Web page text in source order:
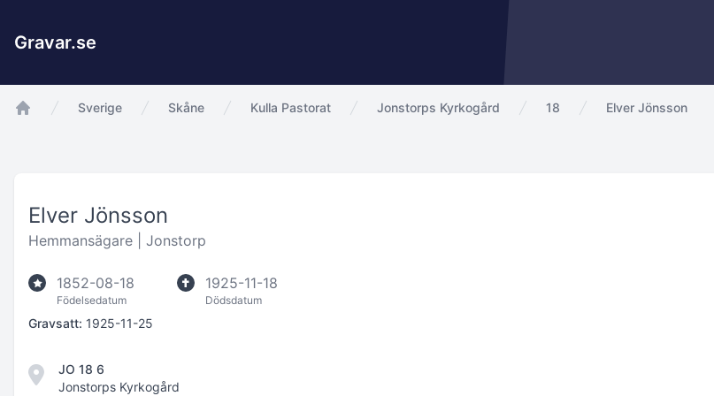
Gravar.se
Sverige Skåne Kulla Pastorat Jonstorps Kyrkogård 18 Elver Jönsson
Elver Jönsson
Hemmansägare | Jonstorp
1852-08-18
Födelsedatum
1925-11-18
Dödsdatum
Gravsatt: 1925-11-25
JO 18 6
Jonstorps Kyrkogård